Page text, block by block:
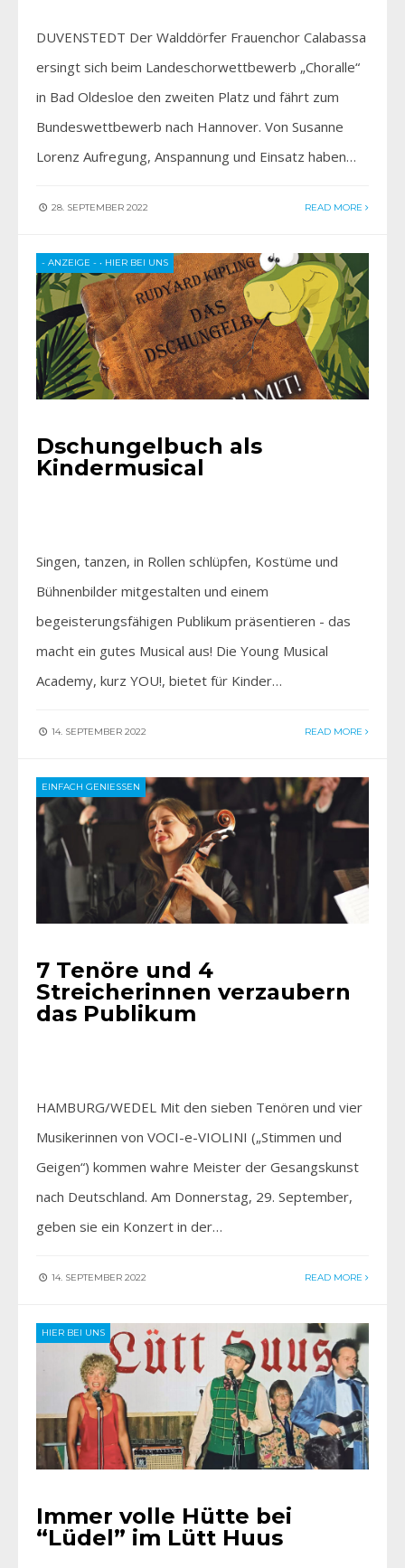
DUVENSTEDT Der Walddörfer Frauenchor Calabassa
ersingt sich beim Landeschorwettbewerb „Choralle“
in Bad Oldesloe den zweiten Platz und fährt zum
Bundeswettbewerb nach Hannover. Von Susanne
Lorenz Aufregung, Anspannung und Einsatz haben…
28. SEPTEMBER 2022 READ MORE
- ANZEIGE - • HIER BEI UNS
Dschungelbuch als
Kindermusical
Singen, tanzen, in Rollen schlüpfen, Kostüme und
Bühnenbilder mitgestalten und einem
begeisterungsfähigen Publikum präsentieren - das
macht ein gutes Musical aus! Die Young Musical
Academy, kurz YOU!, bietet für Kinder…
14. SEPTEMBER 2022 READ MORE
EINFACH GENIESSEN
7 Tenöre und 4
Streicherinnen verzaubern
das Publikum
HAMBURG/WEDEL Mit den sieben Tenören und vier
Musikerinnen von VOCI-e-VIOLINI („Stimmen und
Geigen“) kommen wahre Meister der Gesangskunst
nach Deutschland. Am Donnerstag, 29. September,
geben sie ein Konzert in der…
14. SEPTEMBER 2022 READ MORE
HIER BEI UNS
Immer volle Hütte bei
“Lüdel” im Lütt Huus